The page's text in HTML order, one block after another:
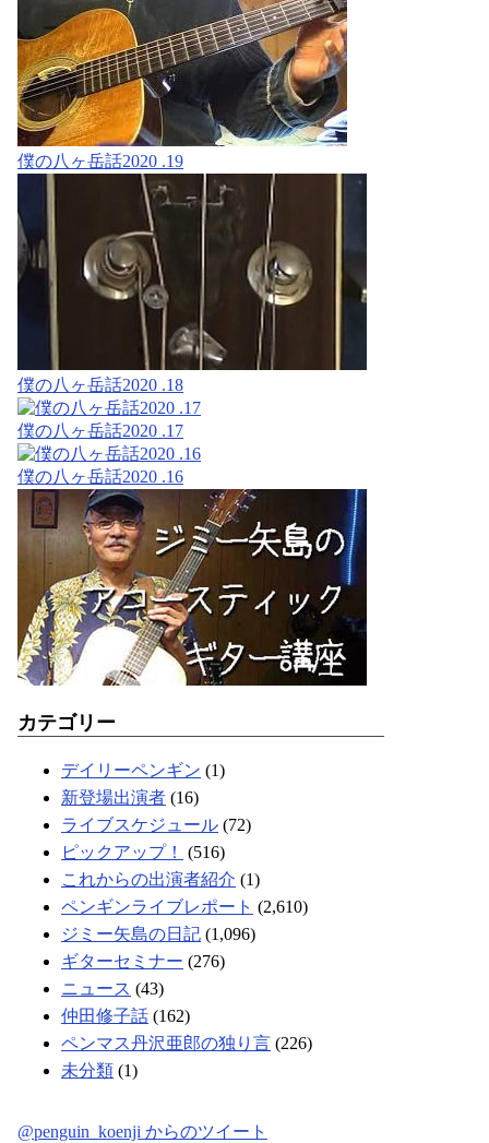
僕の八ヶ岳話2020 .19
僕の八ヶ岳話2020 .18
僕の八ヶ岳話2020 .17
僕の八ヶ岳話2020 .16
カテゴリー
デイリーペンギン (1)
新登場出演者 (16)
ライブスケジュール (72)
ピックアップ！
(516)
これからの出演者紹介 (1)
ペンギンライブレポート (2,610)
ジミー矢島の日記 (1,096)
ギターセミナー (276)
ニュース (43)
仲田修子話 (162)
ペンマス丹沢亜郎の独り言 (226)
未分類 (1)
@penguin_koenji からのツイート